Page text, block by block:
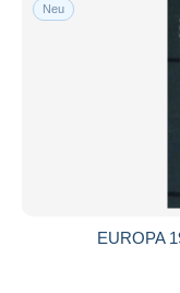
Neu
EUROPA